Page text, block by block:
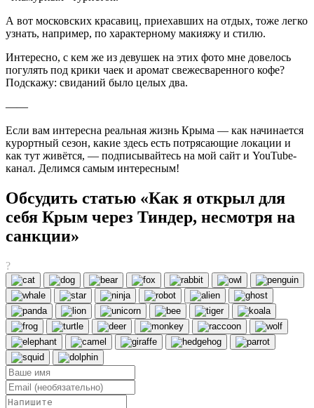
А вот московских красавиц, приехавших на отдых, тоже легко
узнать, например, по характерному макияжу и стилю.
Интересно, с кем же из девушек на этих фото мне довелось
погулять под крики чаек и аромат свежесваренного кофе?
Подскажу: свиданий было целых два.
——
Если вам интересна реальная жизнь Крыма — как начинается
курортный сезон, какие здесь есть потрясающие локации и
как тут живётся, — подписывайтесь на мой сайт и YouTube-
канал. Делимся самым интересным!
Обсудить статью «Как я открыл для
себя Крым через Тиндер, несмотря на
санкции»
?